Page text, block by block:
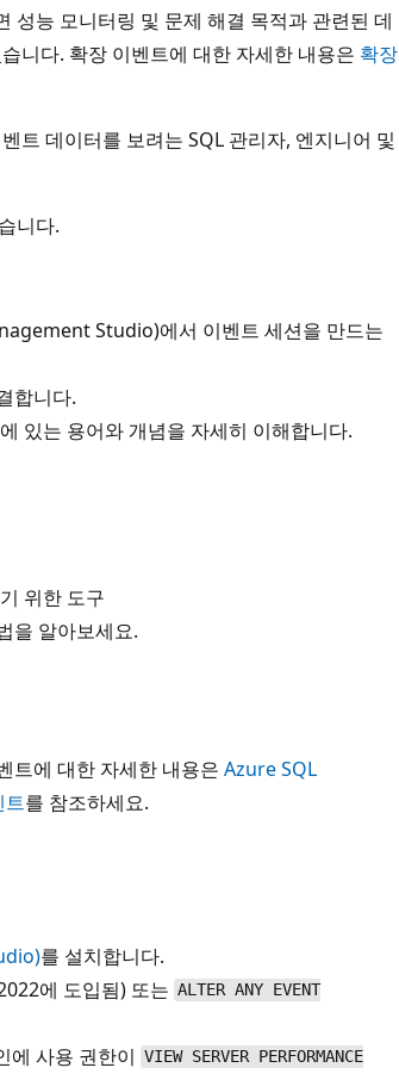
성능 모니터링 및 문제 해결 목적과 관련된 데
니다. 확장 이벤트에 대한 자세한 내용은 확장
트 데이터를 보려는 SQL 관리자, 엔지니어 및
니다.
Studio)에서 이벤트 세션을 만드는
합니다.
있는 용어와 개념을 자세히 이해합니다.
위한 도구
을 알아보세요.
트에 대한 자세한 내용은 Azure SQL
를 참조하세요.
를 설치합니다.
에 도입됨) 또는 ALTER ANY EVENT
에 사용 권한이 VIEW SERVER PERFORMANCE